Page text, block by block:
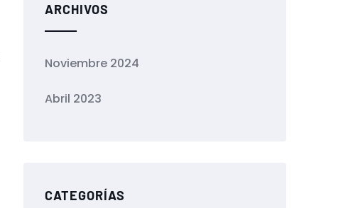
ARCHIVOS
Noviembre 2024
Abril 2023
CATEGORÍAS